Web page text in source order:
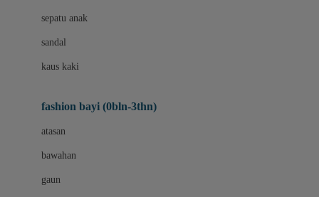
Blackmores
Bluey
Bravado
Brush Baby
sepatu anak
sandal
kaus kaki
fashion bayi (0bln-3thn)
atasan
bawahan
gaun